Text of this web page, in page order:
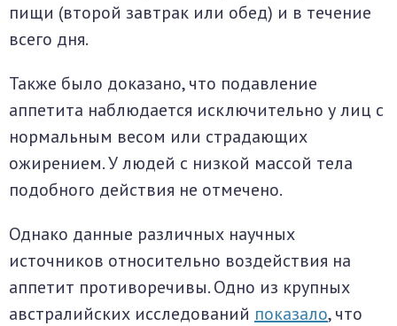
пищи (второй завтрак или обед) и в течение
всего дня.
Также было доказано, что подавление
аппетита наблюдается исключительно у лиц с
нормальным весом или страдающих
ожирением. У людей с низкой массой тела
подобного действия не отмечено.
Однако данные различных научных
источников относительно воздействия на
аппетит противоречивы. Одно из крупных
австралийских исследований показало, что